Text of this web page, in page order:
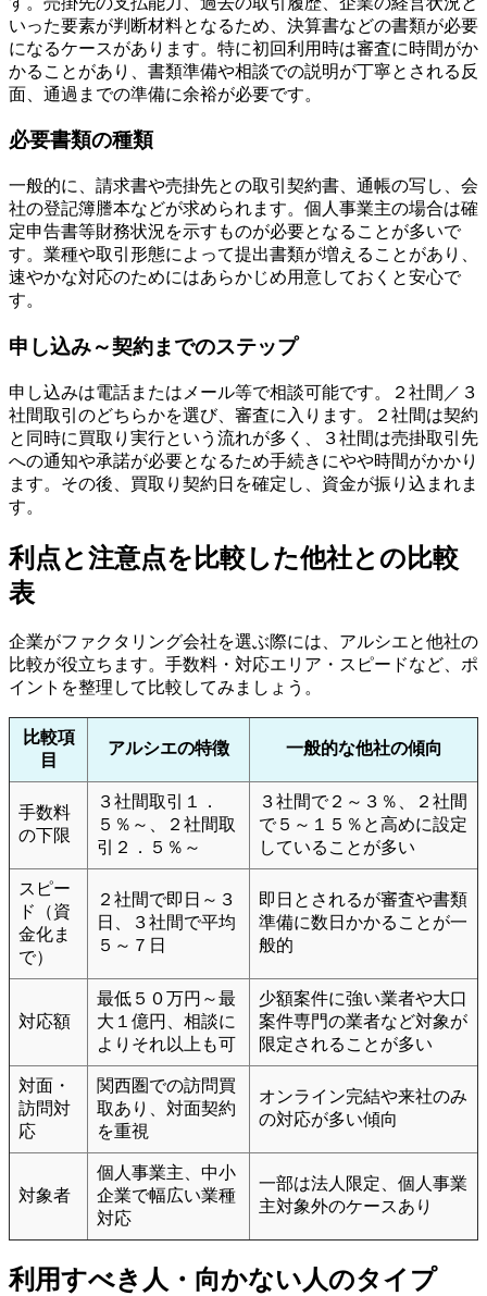
いった要素が判断材料となるため、決算書などの書類が必要
になるケースがあります。特に初回利用時は審査に時間がか
かることがあり、書類準備や相談での説明が丁寧とされる反
面、通過までの準備に余裕が必要です。
必要書類の種類
一般的に、請求書や売掛先との取引契約書、通帳の写し、会
社の登記簿謄本などが求められます。個人事業主の場合は確
定申告書等財務状況を示すものが必要となることが多いで
す。業種や取引形態によって提出書類が増えることがあり、
速やかな対応のためにはあらかじめ用意しておくと安心で
す。
申し込み～契約までのステップ
申し込みは電話またはメール等で相談可能です。２社間／３
社間取引のどちらかを選び、審査に入ります。２社間は契約
と同時に買取り実行という流れが多く、３社間は売掛取引先
への通知や承諾が必要となるため手続きにやや時間がかかり
ます。その後、買取り契約日を確定し、資金が振り込まれま
す。
利点と注意点を比較した他社との比較
表
企業がファクタリング会社を選ぶ際には、アルシエと他社の
比較が役立ちます。手数料・対応エリア・スピードなど、ポ
イントを整理して比較してみましょう。
比較項
目
アルシエの特徴 一般的な他社の傾向
手数料
の下限
３社間取引１．
５％～、２社間取
引２．５％～
３社間で２～３％、２社間
で５～１５％と高めに設定
していることが多い
スピー
ド（資
金化ま
で）
２社間で即日～３
日、３社間で平均
５～７日
即日とされるが審査や書類
準備に数日かかることが一
般的
対応額
最低５０万円～最
大１億円、相談に
よりそれ以上も可
少額案件に強い業者や大口
案件専門の業者など対象が
限定されることが多い
対面・
訪問対
応
関西圏での訪問買
取あり、対面契約
を重視
オンライン完結や来社のみ
の対応が多い傾向
対象者
個人事業主、中小
企業で幅広い業種
対応
一部は法人限定、個人事業
主対象外のケースあり
利用すべき人・向かない人のタイプ